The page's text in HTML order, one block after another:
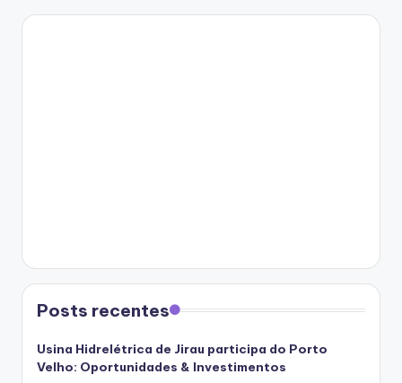
Posts recentes
Usina Hidrelétrica de Jirau participa do Porto
Velho: Oportunidades & Investimentos